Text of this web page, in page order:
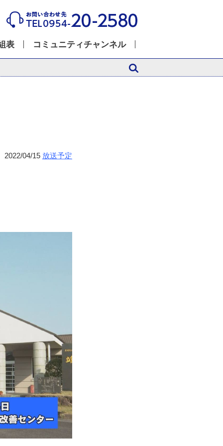
表 コミュニティチャンネル
2022/04/15 放送予定